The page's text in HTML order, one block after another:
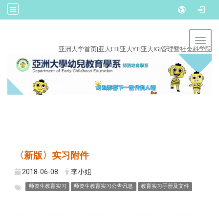
亚洲大学首页|亚大FB|亚大YT|亚大IG|管理暨社会科学院
〈新版〉实习附件
2018-06-08 李小姐
师资生教育实习 师资生教育实习公告讯息 教育实习手册及文件